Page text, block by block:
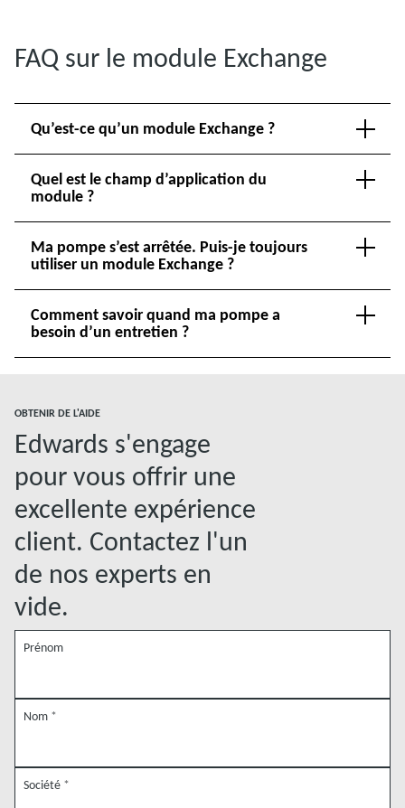
FAQ sur le module Exchange
Qu’est-ce qu’un module Exchange ?
Quel est le champ d’application du
module ?
Ma pompe s’est arrêtée. Puis-je toujours
utiliser un module Exchange ?
Comment savoir quand ma pompe a
besoin d’un entretien ?
OBTENIR DE L'AIDE
Edwards s'engage
pour vous offrir une
excellente expérience
client. Contactez l'un
de nos experts en
vide.
Prénom
Nom *
Société *